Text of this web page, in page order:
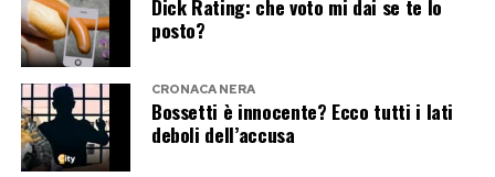
non ha mai ceduto
Nel villaggio Lory aveva fatto perdere la testa a
Sabrina, che non aveva nascosto l’attrazione nei
suoi confronti. Il tentatore, però, aveva
mantenuto le distanze, respingendo i tentativi di
Dick Rating: che voto mi dai se te lo
posto?
CRONACA NERA
Bossetti è innocente? Ecco tutti i lati
deboli dell’accusa